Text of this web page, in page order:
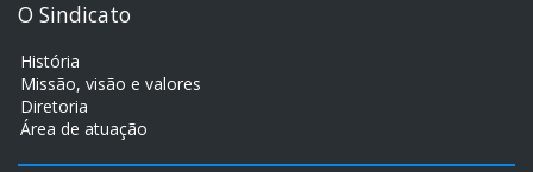
O Sindicato
História
Missão, visão e valores
Diretoria
Área de atuação